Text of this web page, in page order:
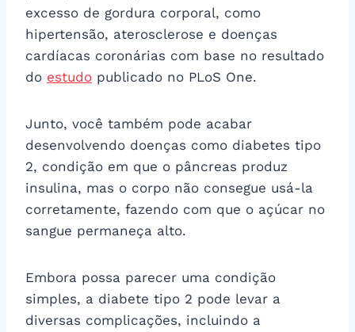
excesso de gordura corporal, como
hipertensão, aterosclerose e doenças
cardíacas coronárias com base no resultado
do estudo publicado no PLoS One.
Junto, você também pode acabar
desenvolvendo doenças como diabetes tipo
2, condição em que o pâncreas produz
insulina, mas o corpo não consegue usá-la
corretamente, fazendo com que o açúcar no
sangue permaneça alto.
Embora possa parecer uma condição
simples, a diabete tipo 2 pode levar a
diversas complicações, incluindo a